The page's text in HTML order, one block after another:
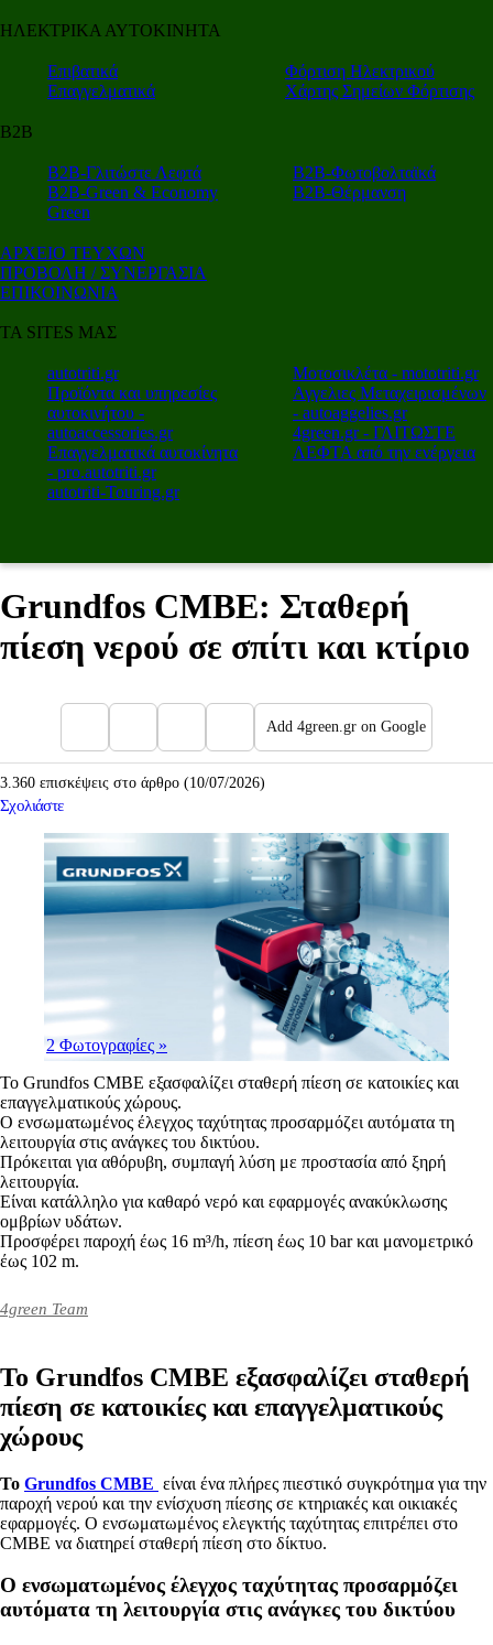
ΗΛΕΚΤΡΙΚΑ ΑΥΤΟΚΙΝΗΤΑ
Επιβατικά
Επαγγελματικά
Φόρτιση Ηλεκτρικού
Χάρτης Σημείων Φόρτισης
Β2Β
Β2Β-Γλιτώστε Λεφτά
Β2Β-Green & Economy
Green
Β2Β-Φωτοβολταϊκά
Β2Β-Θέρμανση
ΑΡΧΕΙΟ ΤΕΥΧΩΝ
ΠΡΟΒΟΛΗ / ΣΥΝΕΡΓΑΣΙΑ
ΕΠΙΚΟΙΝΩΝΙΑ
ΤΑ SITES ΜΑΣ
autotriti.gr
Προϊόντα και υπηρεσίες
αυτοκινήτου -
autoaccessories.gr
Επαγγελματικά αυτοκίνητα
- pro.autotriti.gr
autotriti-Touring.gr
Μοτοσικλέτα - mototriti.gr
Αγγελιες Μεταχειρισμένων
- autoaggelies.gr
4green.gr - ΓΛΙΤΩΣΤΕ
ΛΕΦΤΑ από την ενέργεια
Grundfos CMBE: Σταθερή
πίεση νερού σε σπίτι και κτίριο
Add 4green.gr on Google
3.360 επισκέψεις στο άρθρο (10/07/2026)
Σχολιάστε
2 Φωτογραφίες »
Το Grundfos CMBE εξασφαλίζει σταθερή πίεση σε κατοικίες και
επαγγελματικούς χώρους.
Ο ενσωματωμένος έλεγχος ταχύτητας προσαρμόζει αυτόματα τη
λειτουργία στις ανάγκες του δικτύου.
Πρόκειται για αθόρυβη, συμπαγή λύση με προστασία από ξηρή
λειτουργία.
Είναι κατάλληλο για καθαρό νερό και εφαρμογές ανακύκλωσης
ομβρίων υδάτων.
Προσφέρει παροχή έως 16 m³/h, πίεση έως 10 bar και μανομετρικό
έως 102 m.
4green Team
Το Grundfos CMBE εξασφαλίζει σταθερή
πίεση σε κατοικίες και επαγγελματικούς
χώρους
Το Grundfos CMBE είναι ένα πλήρες πιεστικό συγκρότημα για την
παροχή νερού και την ενίσχυση πίεσης σε κτηριακές και οικιακές
εφαρμογές. Ο ενσωματωμένος ελεγκτής ταχύτητας επιτρέπει στο
CMBE να διατηρεί σταθερή πίεση στο δίκτυο.
Ο ενσωματωμένος έλεγχος ταχύτητας προσαρμόζει
αυτόματα τη λειτουργία στις ανάγκες του δικτύου